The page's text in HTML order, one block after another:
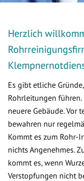
Herzlich
Es gibt etliche
Rohrleitungen
neuere Gebäude. Vor
bewahren nur
Kommt es zum Rohr-
nichts Angenehmes.
kommt es, wenn
Verstopfungen nicht